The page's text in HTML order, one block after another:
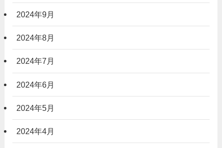
2024年9月
2024年8月
2024年7月
2024年6月
2024年5月
2024年4月